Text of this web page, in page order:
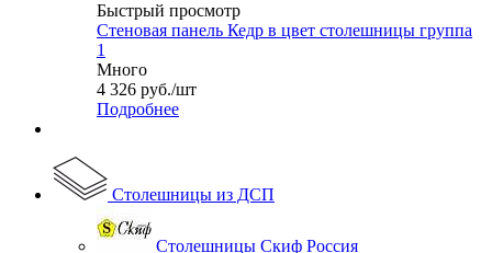
Быстрый просмотр
Стеновая панель Кедр в цвет столешницы группа
1
Много
4 326 руб./шт
Подробнее
Столешницы из ДСП
Столешницы Скиф Россия